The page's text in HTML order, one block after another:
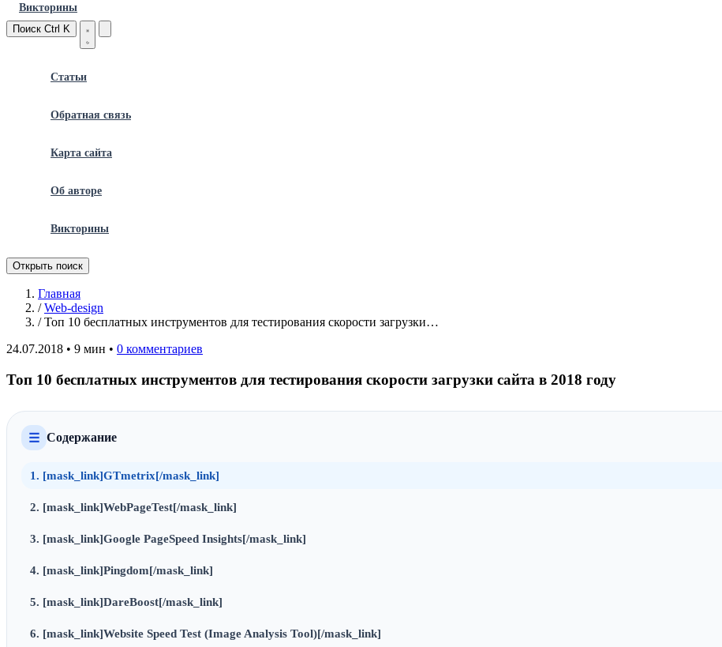
Викторины
Поиск Ctrl K
Статьи
Обратная связь
Карта сайта
Об авторе
Викторины
Открыть поиск
Главная
/ Web-design
/ Топ 10 бесплатных инструментов для тестирования скорости загрузки…
24.07.2018 • 9 мин • 0 комментариев
Топ 10 бесплатных инструментов для тестирования скорости загрузки сайта в 2018 году
☰ Содержание
1. [mask_link]GTmetrix[/mask_link]
2. [mask_link]WebPageTest[/mask_link]
3. [mask_link]Google PageSpeed Insights[/mask_link]
4. [mask_link]Pingdom[/mask_link]
5. [mask_link]DareBoost[/mask_link]
6. [mask_link]Website Speed Test (Image Analysis Tool)[/mask_link]